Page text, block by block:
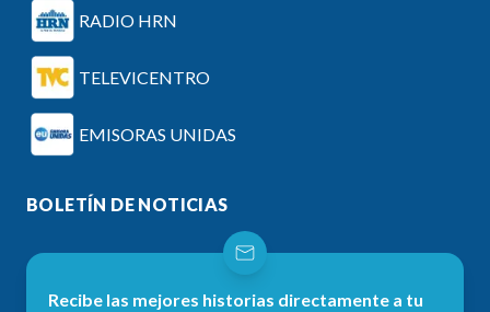
RADIO HRN
TELEVICENTRO
EMISORAS UNIDAS
BOLETÍN DE NOTICIAS
Recibe las mejores historias directamente a tu